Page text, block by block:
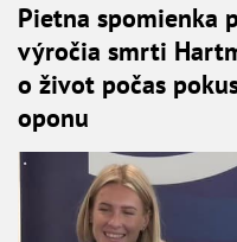
Pietna spomienka
výročia smrti
o život počas
oponu